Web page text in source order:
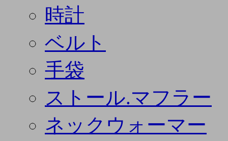
時計
ベルト
手袋
ストール.マフラー
ネックウォーマー